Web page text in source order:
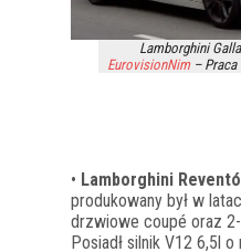
Lamborghini
EurovisionNim– Praca
• Lamborghini
produkowany był w
drzwiowe coupé oraz
Posiadł silnik V12 6,5l